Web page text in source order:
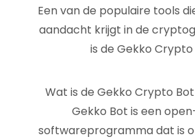
Een van de populaire tools
aandacht krijgt in de
is de Gekko Crypto
Wat is de Gekko Crypto
Gekko Bot is een
softwareprogramma dat is